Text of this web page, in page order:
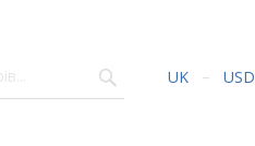
UK USD